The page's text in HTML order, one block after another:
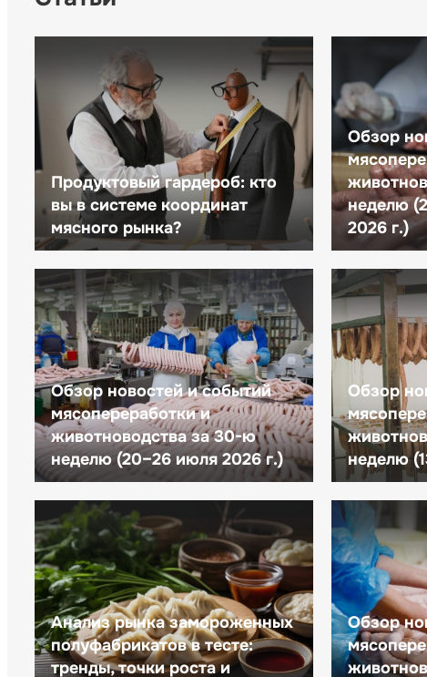
Продуктовый гардероб: кто
вы в системе координат
мясного рынка?
Обзор
неделю
2026 г.)
Обзор новостей и событий
мясопереработки и
животноводства за 30-ю
неделю (20–26 июля 2026 г.)
Обзор
неделю
Анализ рынка замороженных
полуфабрикатов в тесте:
тренды, точки роста и
Обзор